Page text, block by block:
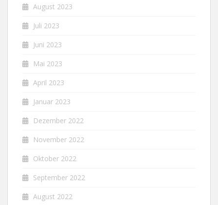
August 2023
Juli 2023
Juni 2023
Mai 2023
April 2023
Januar 2023
Dezember 2022
November 2022
Oktober 2022
September 2022
August 2022